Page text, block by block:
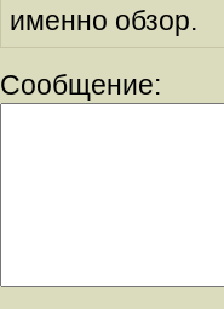
именно обзор.
Сообщение: